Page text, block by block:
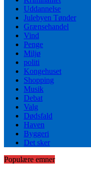
Uddannelse
Julebyen Tønder
Grænsehandel
Vind
Penge
Miljø
politi
Kongehuset
Shopping
Musik
Debat
Valg
Dødsfald
Haven
Byggeri
Det sker
Populære emner